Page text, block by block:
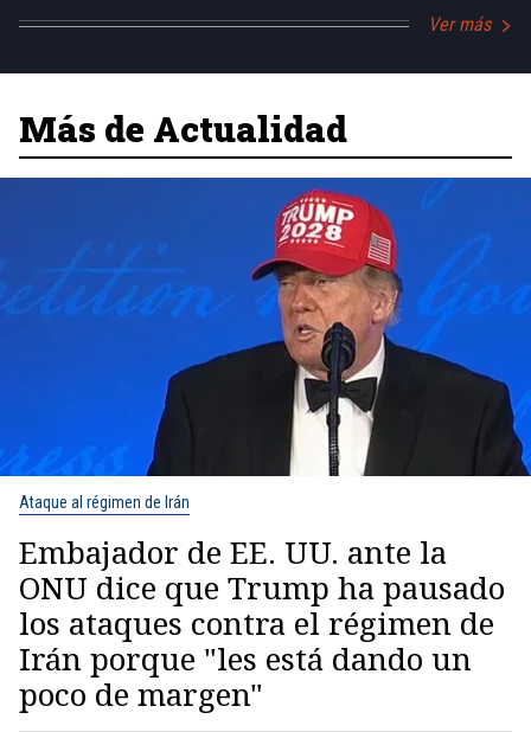
Ver más
Más de Actualidad
Ataque al régimen de Irán
Embajador de EE. UU. ante la
ONU dice que Trump ha pausado
los ataques contra el régimen de
Irán porque "les está dando un
poco de margen"